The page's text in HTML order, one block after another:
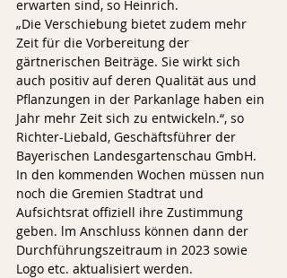
erwarten sind, so Heinrich.
„Die Verschiebung bietet zudem mehr
Zeit für die Vorbereitung der
gärtnerischen Beiträge. Sie wirkt sich
auch positiv auf deren Qualität aus und
Pflanzungen in der Parkanlage haben ein
Jahr mehr Zeit sich zu entwickeln.“, so
Richter-Liebald, Geschäftsführer der
Bayerischen Landesgartenschau GmbH.
In den kommenden Wochen müssen nun
noch die Gremien Stadtrat und
Aufsichtsrat offiziell ihre Zustimmung
geben. lm Anschluss können dann der
Durchführungszeitraum in 2023 sowie
Logo etc. aktualisiert werden.